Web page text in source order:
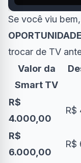
Se você viu
OPORTUNIDADE
trocar de TV
Valor da
Smart TV
R$
4.000,00
R$
R$
6.000,00
R$